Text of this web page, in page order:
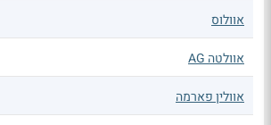
אוולוס
אוולטה AG
אוולין פארמה